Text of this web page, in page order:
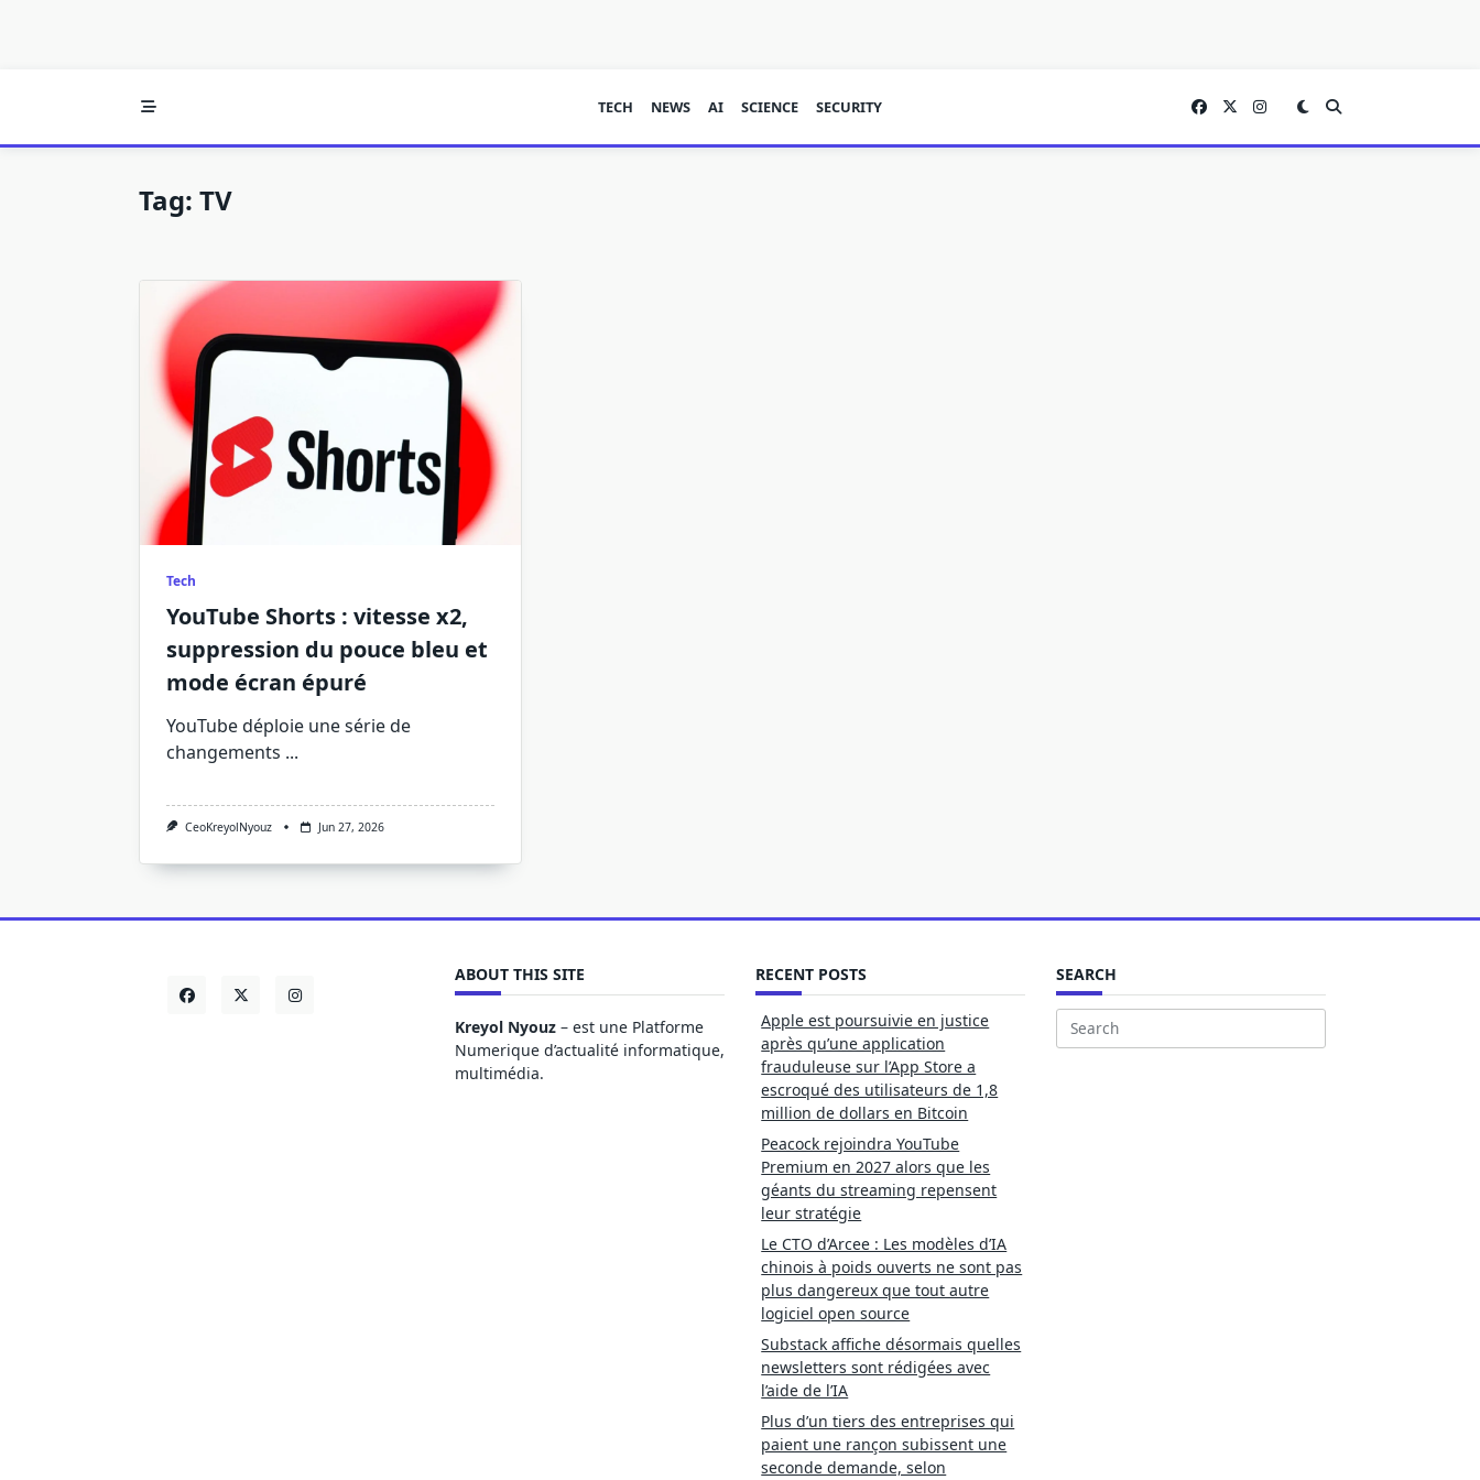
TECH NEWS AI SCIENCE SECURITY
Tag: TV
Tech
YouTube Shorts : vitesse x2,
suppression du pouce bleu et
mode écran épuré
YouTube déploie une série de
changements ...
CeoKreyolNyouz Jun 27, 2026
ABOUT THIS SITE
Kreyol Nyouz – est une Platforme
Numerique d’actualité informatique,
multimédia.
RECENT POSTS
Apple est poursuivie en justice
après qu’une application
frauduleuse sur l’App Store a
escroqué des utilisateurs de 1,8
million de dollars en Bitcoin
Peacock rejoindra YouTube
Premium en 2027 alors que les
géants du streaming repensent
leur stratégie
Le CTO d’Arcee : Les modèles d’IA
chinois à poids ouverts ne sont pas
plus dangereux que tout autre
logiciel open source
Substack affiche désormais quelles
newsletters sont rédigées avec
l’aide de l’IA
Plus d’un tiers des entreprises qui
paient une rançon subissent une
seconde demande, selon
SEARCH
Search